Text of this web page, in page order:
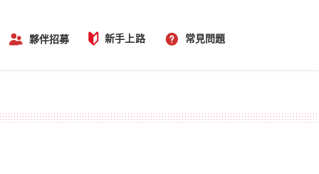
夥伴招募 新手上路 常見問題